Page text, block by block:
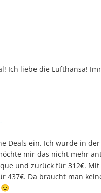
Ich liebe die Lufthansa!
Deals ein. Ich wurde in
mir das nicht mehr
und zurück für 312€. Mit
437€. Da braucht man